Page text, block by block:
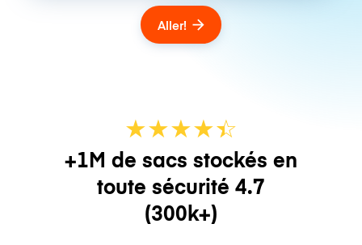
Aller!
★★★★☆
★
+1M de sacs stockés en
toute sécurité 4.7
(300k+)